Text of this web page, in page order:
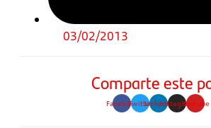
03/02/2013
Comparte este
FacebookTwitterLinkedinInstagramYoutube